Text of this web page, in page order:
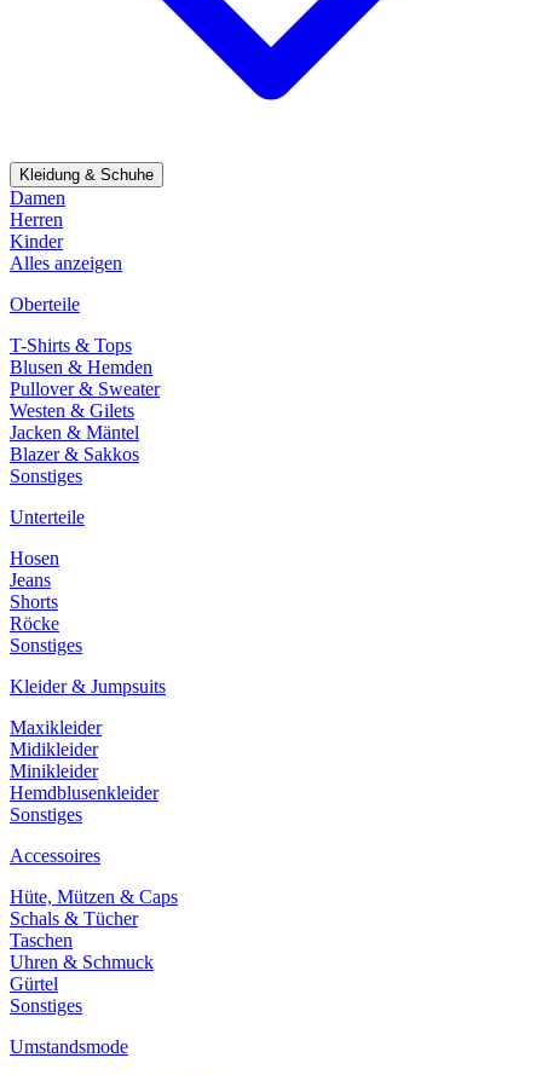
Kleidung & Schuhe
Damen
Herren
Kinder
Alles anzeigen
Oberteile
T-Shirts & Tops
Blusen & Hemden
Pullover & Sweater
Westen & Gilets
Jacken & Mäntel
Blazer & Sakkos
Sonstiges
Unterteile
Hosen
Jeans
Shorts
Röcke
Sonstiges
Kleider & Jumpsuits
Maxikleider
Midikleider
Minikleider
Hemdblusenkleider
Sonstiges
Accessoires
Hüte, Mützen & Caps
Schals & Tücher
Taschen
Uhren & Schmuck
Gürtel
Sonstiges
Umstandsmode